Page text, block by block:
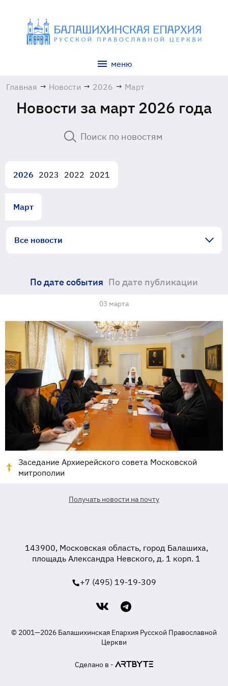
меню
Главная → Новости → 2026 → Март
Новости за март 2026 года
2026 2023 2022 2021
Март
Все новости
По дате события По дате публикации
03 марта
Заседание Архиерейского совета Московской
митрополии
Получать новости на почту
143900, Московская область, город Балашиха,
площадь Александра Невского, д. 1 корп. 1
+7 (495) 19-19-309
© 2001—2026 Балашихинская Епархия Русской Православной
Церкви
Сделано в -